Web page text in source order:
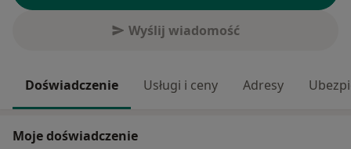
Wyślij wiadomość
Doświadczenie Usługi i ceny Adresy
Moje doświadczenie